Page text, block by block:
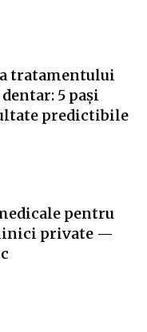
tratamentului
5 pași
predictibile
pentru
private —